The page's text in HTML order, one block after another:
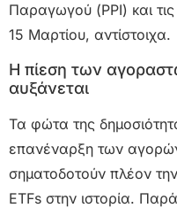
Παραγωγού (PPI) και τις
15 Μαρτίου, αντίστοιχα.
Η πίεση των
αυξάνεται
Τα φώτα της
επανέναρξη των
σηματοδοτούν πλέον
ETFs στην ιστορία.